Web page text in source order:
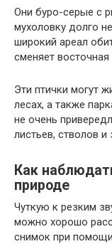
Они буро-серые с
мухоловку долго
широкий ареал
сменяет восточная
Эти птички могут
лесах, а также
не очень
листьев, стволов и
Как
природе
Чуткую к резким
можно хорошо
снимок при помощи